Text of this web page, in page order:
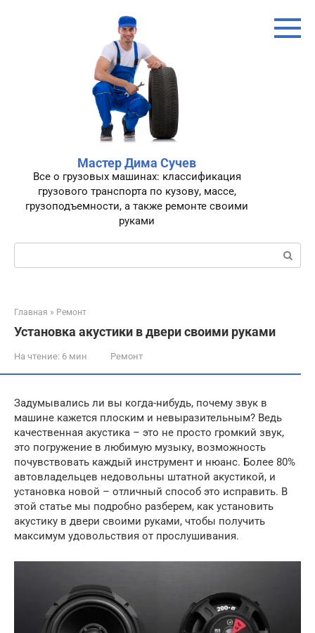
Мастер Дима Сучев
Все о грузовых машинах: классификация
грузового транспорта по кузову, массе,
грузоподъемности, а также ремонте своими
руками
Поиск:
Главная » Ремонт
Установка акустики в двери своими руками
На чтение: 6 мин Ремонт
Задумывались ли вы когда-нибудь, почему звук в
машине кажется плоским и невыразительным? Ведь
качественная акустика – это не просто громкий звук,
это погружение в любимую музыку, возможность
почувствовать каждый инструмент и нюанс. Более 80%
автовладельцев недовольны штатной акустикой, и
установка новой – отличный способ это исправить. В
этой статье мы подробно разберем, как установить
акустику в двери своими руками, чтобы получить
максимум удовольствия от прослушивания.